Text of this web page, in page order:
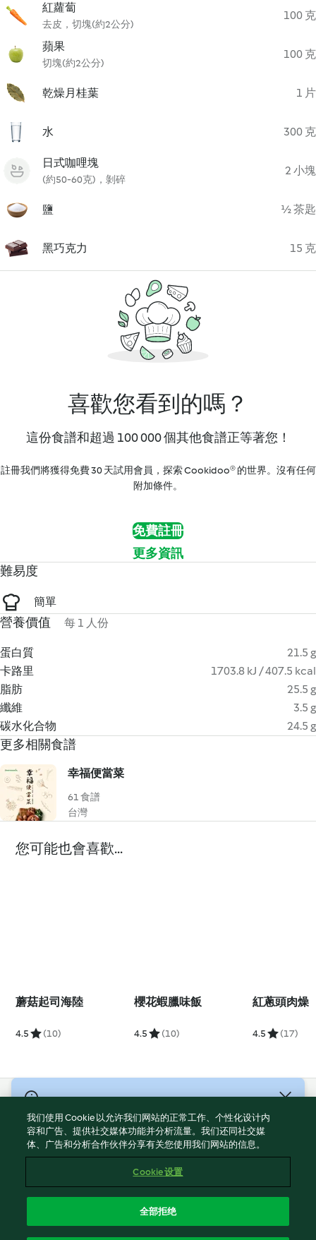
紅蘿蔔
去皮，切塊(約2公分)
100 克
蘋果
切塊(約2公分)
100 克
乾燥月桂葉 1 片
水 300 克
日式咖哩塊
(約50-60克)，剝碎
2 小塊
鹽 ½ 茶匙
黑巧克力 15 克
喜歡您看到的嗎？
這份食譜和超過 100 000 個其他食譜正等著您！
註冊我們將獲得免費 30 天試用會員，探索 Cookidoo® 的世界。沒有任何
附加條件。
免費註冊
更多資訊
難易度
簡單
營養價值 每 1 人份
蛋白質
21.5 g
卡路里
1703.8 kJ / 407.5 kcal
脂肪
25.5 g
纖維
3.5 g
碳水化合物
24.5 g
更多相關食譜
幸福便當菜
61 食譜
台灣
您可能也會喜歡...
蘑菇起司海陸
4.5 (10)
櫻花蝦臘味飯
4.5 (10)
紅蔥頭肉燥
4.5 (17)
服務條款
隱私權政策
網頁所有權
回報内容
我们使用 Cookie 以允许我们网站的正常工作、个性化设计内
容和广告、提供社交媒体功能并分析流量。我们还同社交媒
体、广告和分析合作伙伴分享有关您使用我们网站的信息。
Cookie 设置
全部拒绝